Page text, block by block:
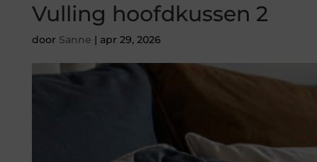
Vulling hoofdkussen 2
door Sanne | apr 29, 2026